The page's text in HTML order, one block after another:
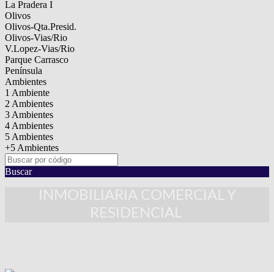
La Pradera I
Olivos
Olivos-Qta.Presid.
Olivos-Vias/Rio
V.Lopez-Vias/Rio
Parque Carrasco
Península
Ambientes
1 Ambiente
2 Ambientes
3 Ambientes
4 Ambientes
5 Ambientes
+5 Ambientes
Buscar
INMOBILIARIA COMERCIAL Y
RESIDENCIAL